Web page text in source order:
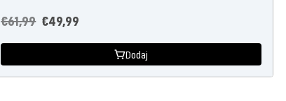
Oferta
cenowa
€49,99
Cena
regularna
€61,99
Dodaj